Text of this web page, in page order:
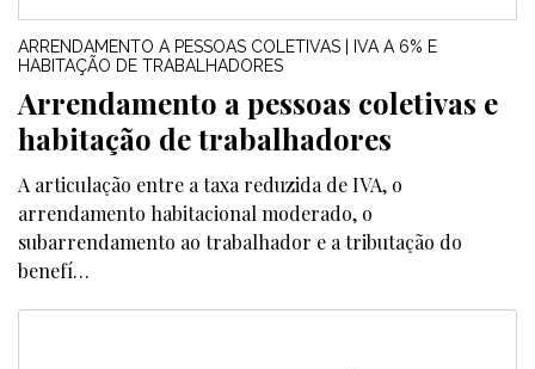
ARRENDAMENTO A PESSOAS COLETIVAS | IVA A 6% E
HABITAÇÃO DE TRABALHADORES
Arrendamento a pessoas coletivas e
habitação de trabalhadores
A articulação entre a taxa reduzida de IVA, o
arrendamento habitacional moderado, o
subarrendamento ao trabalhador e a tributação do
benefí…